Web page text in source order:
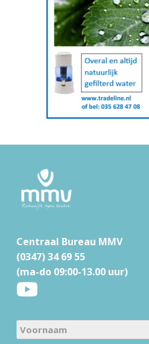
Centraal Bureau MMV
(0347) 34 69 55
(ma-do 09:00-13.00 uur)
N
a